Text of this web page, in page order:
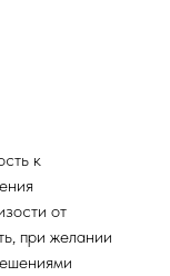
к
от
при желании